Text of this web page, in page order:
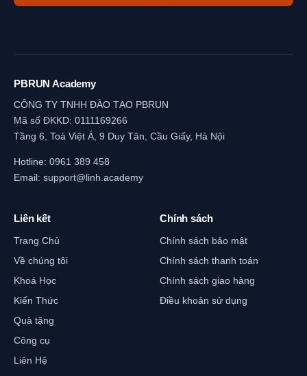
PBRUN Academy
CÔNG TY TNHH ĐÀO TẠO PBRUN
Mã số ĐKKD: 0111169266
Tầng 6, Toà Việt Á, 9 Duy Tân, Cầu Giấy, Hà Nội
Hotline: 0961 389 458
Email: support@linh.academy
Liên kết
Trang Chủ
Về chúng tôi
Khoá Học
Kiến Thức
Quà tặng
Công cụ
Liên Hệ
Chính sách
Chính sách bảo mật
Chính sách thanh toán
Chính sách giao hàng
Điều khoản sử dụng